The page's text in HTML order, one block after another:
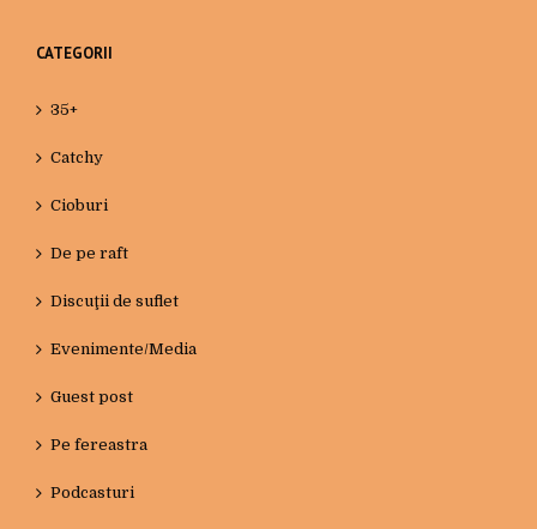
CATEGORII
35+
Catchy
Cioburi
De pe raft
Discuţii de suflet
Evenimente/Media
Guest post
Pe fereastra
Podcasturi